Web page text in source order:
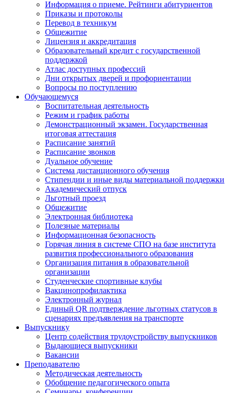
Информация о приеме. Рейтинги абитуриентов
Приказы и протоколы
Перевод в техникум
Общежитие
Лицензия и аккредитация
Образовательный кредит с государственной
поддержкой
Атлас доступных профессий
Дни открытых дверей и профориентации
Вопросы по поступлению
Обучающемуся
Воспитательная деятельность
Режим и график работы
Демонстрационный экзамен. Государственная
итоговая аттестация
Расписание занятий
Расписание звонков
Дуальное обучение
Система дистанционного обучения
Стипендии и иные виды материальной поддержки
Академический отпуск
Льготный проезд
Общежитие
Электронная библиотека
Полезные материалы
Информационная безопасность
Горячая линия в системе СПО на базе института
развития профессионального образования
Организация питания в образовательной
организации
Студенческие спортивные клубы
Вакцинопрофилактика
Электронный журнал
Единый QR подтверждение льготных статусов в
сценариях предъявления на транспорте
Выпускнику
Центр содействия трудоустройству выпускников
Выдающиеся выпускники
Вакансии
Преподавателю
Методическая деятельность
Обобщение педагогического опыта